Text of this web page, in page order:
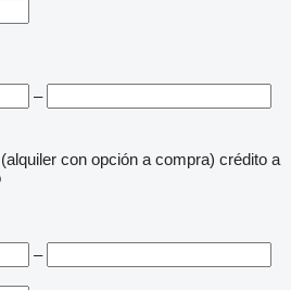
–
con opción a compra) crédito a
–